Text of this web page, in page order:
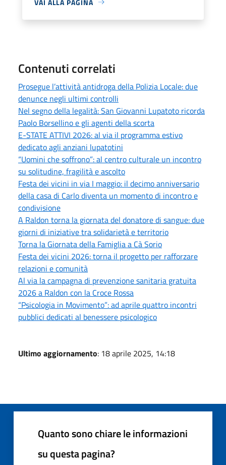
Contenuti correlati
Prosegue l’attività antidroga della Polizia Locale: due
denunce negli ultimi controlli
Nel segno della legalità: San Giovanni Lupatoto ricorda
Paolo Borsellino e gli agenti della scorta
E-STATE ATTIVI 2026: al via il programma estivo
dedicato agli anziani lupatotini
“Uomini che soffrono”: al centro culturale un incontro
su solitudine, fragilità e ascolto
Festa dei vicini in via I maggio: il decimo anniversario
della casa di Carlo diventa un momento di incontro e
condivisione
A Raldon torna la giornata del donatore di sangue: due
giorni di iniziative tra solidarietà e territorio
Torna la Giornata della Famiglia a Cà Sorio
Festa dei vicini 2026: torna il progetto per rafforzare
relazioni e comunità
Al via la campagna di prevenzione sanitaria gratuita
2026 a Raldon con la Croce Rossa
“Psicologia in Movimento”: ad aprile quattro incontri
pubblici dedicati al benessere psicologico
Ultimo aggiornamento: 18 aprile 2025, 14:18
Quanto sono chiare le informazioni
su questa pagina?